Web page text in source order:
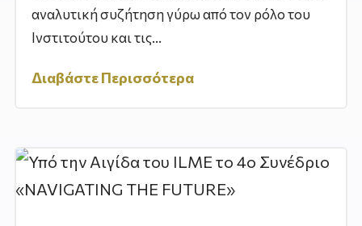
αναλυτική συζήτηση γύρω από τον ρόλο του
Ινστιτούτου και τις...
Διαβάστε Περισσότερα